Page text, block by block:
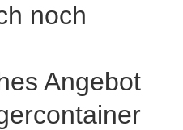
noch
Angebot